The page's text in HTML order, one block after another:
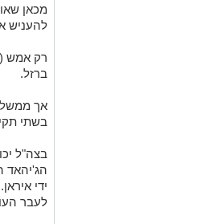
מכאן
להעניש
רק אמש
ברזל.
אך
בשתי
בצה"ל
הג'יהאד
ידי
לעבר